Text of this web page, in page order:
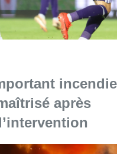
incendie
après